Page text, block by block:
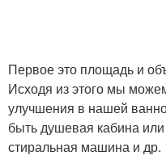
Первое это площадь и
Исходя из этого мы
улучшения в нашей
быть душевая кабина
стиральная машина и др.